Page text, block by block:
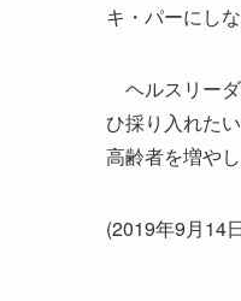
キ・パーにし
ヘルスリー
ひ採り入れた
高齢者を増や
(2019年9月14